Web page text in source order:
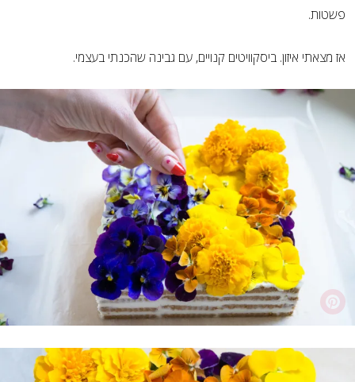
פשטות.
אז מצאתי איזון. ביסקוויטים קנויים, עם גבינה שהכנתי בעצמי.